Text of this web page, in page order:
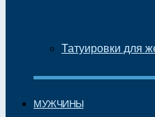
Татуировки для
МУЖЧИНЫ